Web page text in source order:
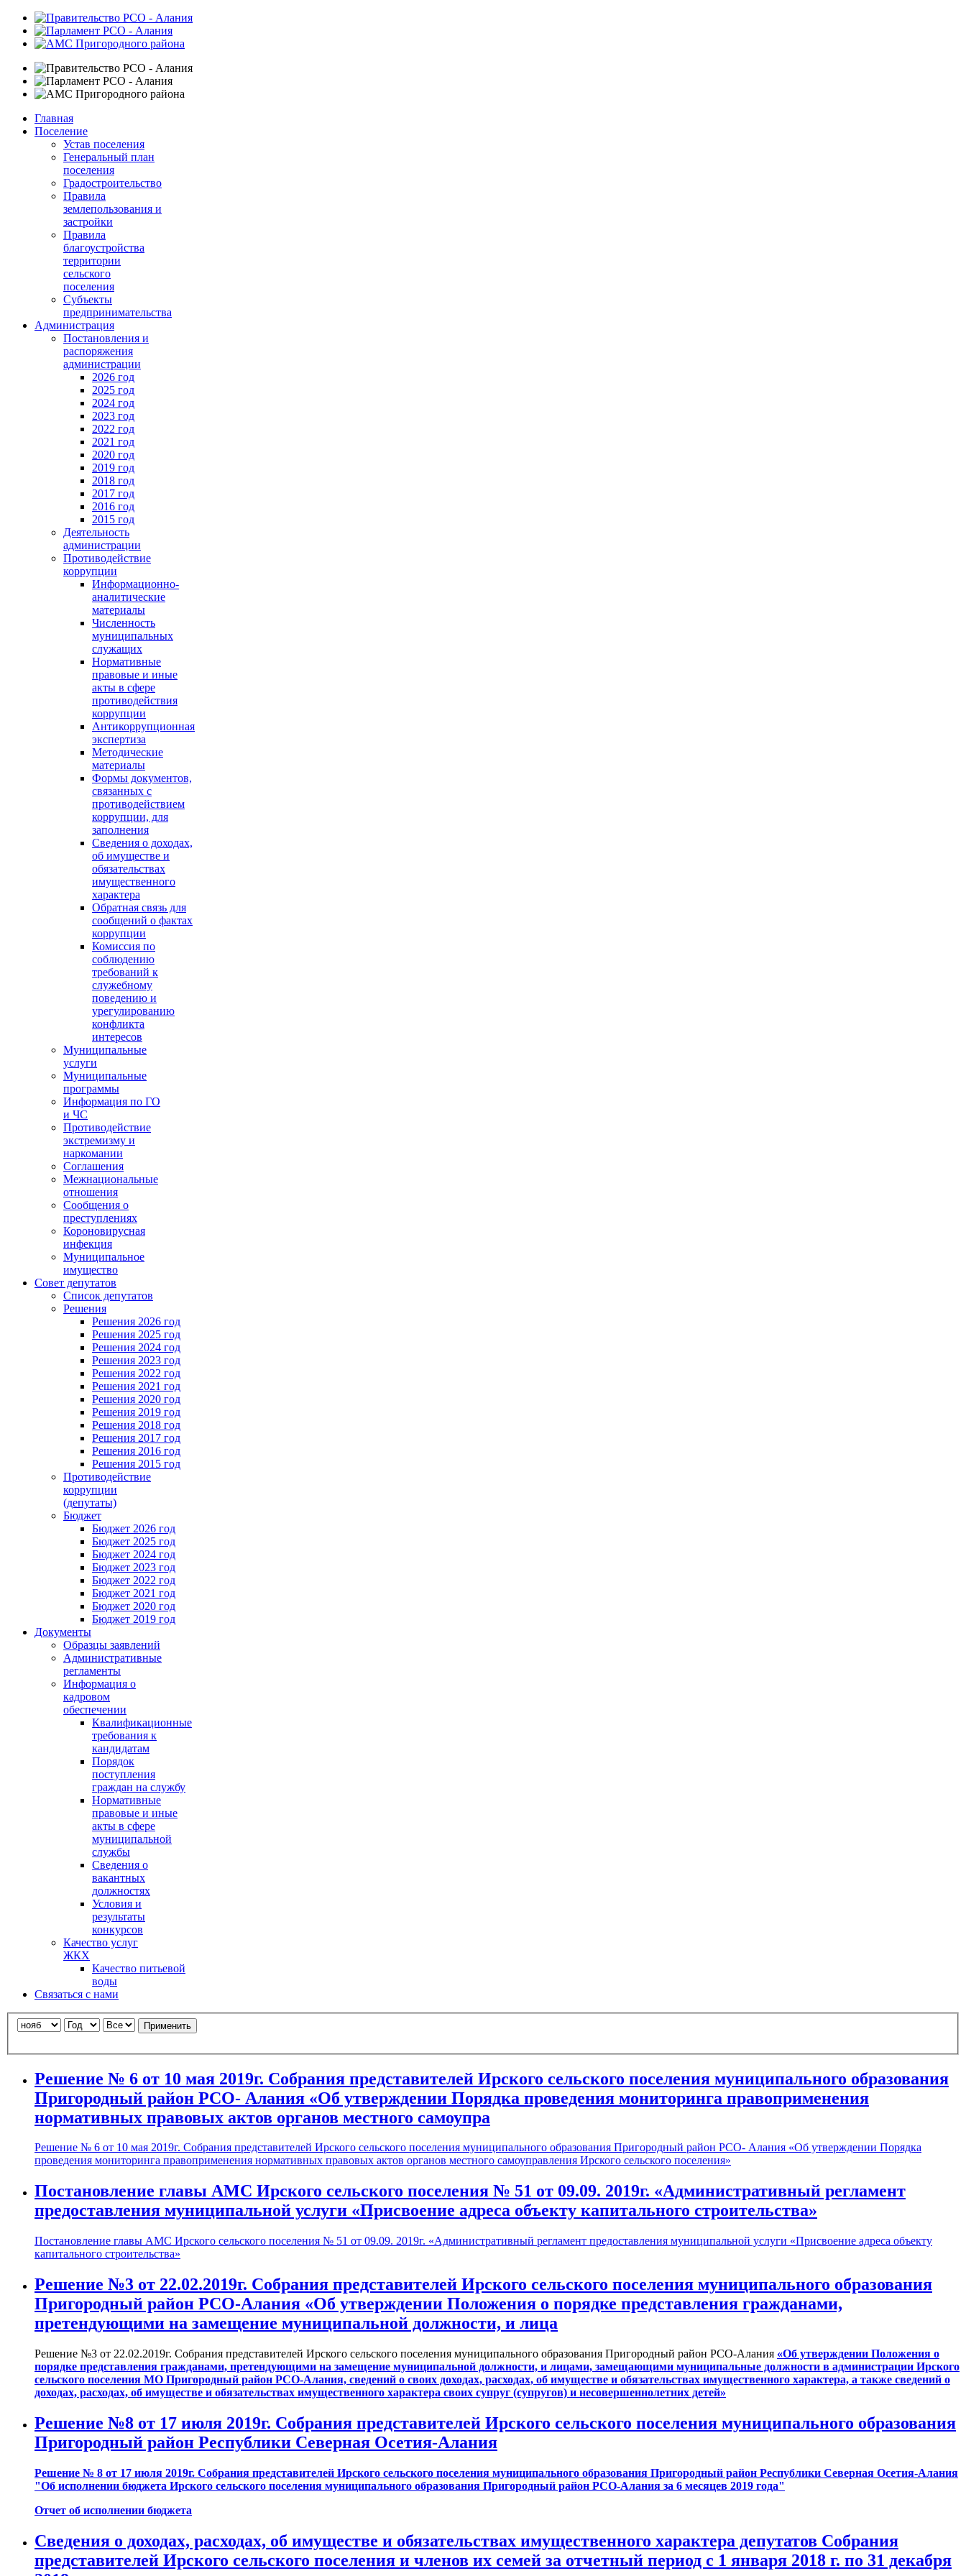
Главная
Поселение
Устав поселения
Генеральный план
поселения
Градостроительство
Правила
землепользования и
застройки
Правила
благоустройства
территории
сельского
поселения
Субъекты
предпринимательства
Администрация
Постановления и
распоряжения
администрации
2026 год
2025 год
2024 год
2023 год
2022 год
2021 год
2020 год
2019 год
2018 год
2017 год
2016 год
2015 год
Деятельность
администрации
Противодействие
коррупции
Информационно-
аналитические
материалы
Численность
муниципальных
служащих
Нормативные
правовые и иные
акты в сфере
противодействия
коррупции
Антикоррупционная
экспертиза
Методические
материалы
Формы документов,
связанных с
противодействием
коррупции, для
заполнения
Сведения о доходах,
об имуществе и
обязательствах
имущественного
характера
Обратная связь для
сообщений о фактах
коррупции
Комиссия по
соблюдению
требований к
служебному
поведению и
урегулированию
конфликта
интересов
Муниципальные
услуги
Муниципальные
программы
Информация по ГО
и ЧС
Противодействие
экстремизму и
наркомании
Соглашения
Межнациональные
отношения
Сообщения о
преступлениях
Короновирусная
инфекция
Муниципальное
имущество
Совет депутатов
Список депутатов
Решения
Решения 2026 год
Решения 2025 год
Решения 2024 год
Решения 2023 год
Решения 2022 год
Решения 2021 год
Решения 2020 год
Решения 2019 год
Решения 2018 год
Решения 2017 год
Решения 2016 год
Решения 2015 год
Противодействие
коррупции
(депутаты)
Бюджет
Бюджет 2026 год
Бюджет 2025 год
Бюджет 2024 год
Бюджет 2023 год
Бюджет 2022 год
Бюджет 2021 год
Бюджет 2020 год
Бюджет 2019 год
Документы
Образцы заявлений
Административные
регламенты
Информация о
кадровом
обеспечении
Квалификационные
требования к
кандидатам
Порядок
поступления
граждан на службу
Нормативные
правовые и иные
акты в сфере
муниципальной
службы
Сведения о
вакантных
должностях
Условия и
результаты
конкурсов
Качество услуг
ЖКХ
Качество питьевой
воды
Связаться с нами
Применить
Решение № 6 от 10 мая 2019г. Собрания представителей Ирского сельского поселения муниципального образования
Пригородный район РСО- Алания «Об утверждении Порядка проведения мониторинга правоприменения
нормативных правовых актов органов местного самоупра
Решение № 6 от 10 мая 2019г. Собрания представителей Ирского сельского поселения муниципального образования Пригородный район РСО- Алания «Об утверждении Порядка
проведения мониторинга правоприменения нормативных правовых актов органов местного самоуправления Ирского сельского поселения»
Постановление главы АМС Ирского сельского поселения № 51 от 09.09. 2019г. «Административный регламент
предоставления муниципальной услуги «Присвоение адреса объекту капитального строительства»
Постановление главы АМС Ирского сельского поселения № 51 от 09.09. 2019г. «Административный регламент предоставления муниципальной услуги «Присвоение адреса объекту
капитального строительства»
Решение №3 от 22.02.2019г. Собрания представителей Ирского сельского поселения муниципального образования
Пригородный район РСО-Алания «Об утверждении Положения о порядке представления гражданами,
претендующими на замещение муниципальной должности, и лица
Решение №3 от 22.02.2019г. Собрания представителей Ирского сельского поселения муниципального образования Пригородный район РСО-Алания «Об утверждении Положения о
порядке представления гражданами, претендующими на замещение муниципальной должности, и лицами, замещающими муниципальные должности в администрации Ирского
сельского поселения МО Пригородный район РСО-Алания, сведений о своих доходах, расходах, об имуществе и обязательствах имущественного характера, а также сведений о
доходах, расходах, об имуществе и обязательствах имущественного характера своих супруг (супругов) и несовершеннолетних детей»
Решение №8 от 17 июля 2019г. Собрания представителей Ирского сельского поселения муниципального образования
Пригородный район Республики Северная Осетия-Алания
Решение № 8 от 17 июля 2019г. Собрания представителей Ирского сельского поселения муниципального образования Пригородный район Республики Северная Осетия-Алания
"Об исполнении бюджета Ирского сельского поселения муниципального образования Пригородный район РСО-Алания за 6 месяцев 2019 года"
Отчет об исполнении бюджета
Сведения о доходах, расходах, об имуществе и обязательствах имущественного характера депутатов Собрания
представителей Ирского сельского поселения и членов их семей за отчетный период с 1 января 2018 г. по 31 декабря